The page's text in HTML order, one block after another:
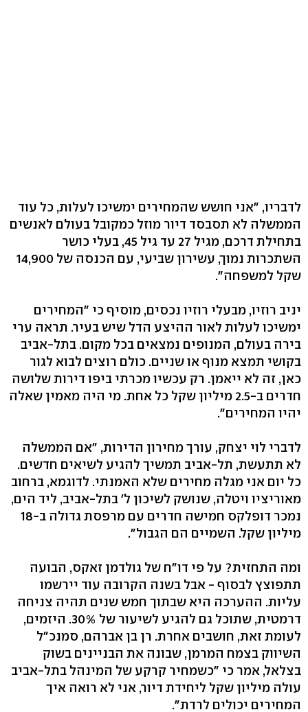
לדבריו, "אני חושש שהמחירים ימשיכו לעלות, כל עוד
הממשלה לא תסבסד דיור מוזל כמקובל בעולם לאנשים
בתחילת דרכם, מגיל 27 עד גיל ‭,45‬ בעלי כושר
שקל למשפחה‭."‬
יניב רוזיו, מבעלי רוזיו נכסים, מוסיף כי "המחירים
ימשיכו לעלות לאור ההיצע הדל שיש בעיר. תראה ערי
בירה בעולם, המנופים נמצאים בכל מקום. בתל-אביב
בקושי תמצא מנוף או שניים. כולם רוצים לבוא לגור
כאן, זה לא ייאמן. רק עכשיו מכרתי ביפו דירות שלושה
חדרים ב-‭2.5‬ מיליון שקל כל אחת. מי היה מאמין שאלה
יהיו המחירים‭."‬
לדברי לוי יצחק, עורך מחירון הדירות, "אם הממשלה
לא תתעשת, תל-אביב תמשיך להגיע לשיאים חדשים.
כל יום אני מגלה מחירים שלא האמנתי. לדוגמא, ברחוב
מאוריציו ויטלה, שנושק לשיכון ל' בתל-אביב, ליד הים,
נמכר דופלקס חמישה חדרים עם מרפסת גדולה ב-18
מיליון שקל. השמיים הם הגבול‭."‬
ומה התחזית? על פי דו"ח של גולדמן זאקס, הבועה
תתפוצץ לבסוף - אבל בשנה הקרובה עוד יירשמו
עליות. ההערכה היא שבתוך חמש שנים תהיה צניחה
דרמטית, שתוכל גם להגיע לשיעור של ‭.30%‬ היזמים,
לעומת זאת, חושבים אחרת. רן בן אברהם, סמנכ"ל
השיווק בצמח המרמן, שבונה את הבניינים בשוק
בצלאל, אמר כי "כשמחיר קרקע של המינהל בתל-אביב
עולה מיליון שקל ליחידת דיור, אני לא רואה איך
המחירים יכולים לרדת‭."‬